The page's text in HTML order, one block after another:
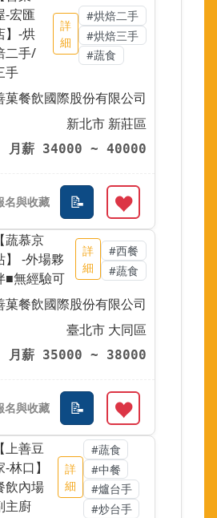
-宏匯
】-烘
二手/
手
詳
細
#烘焙二手
#烘焙三手
#蔬食
菓餐飲國際股份有限公司
新北市 新莊區
月薪 34000 ~ 40000
【蔬慕京
】 -外場夥
■無經驗可
詳
細
#西餐
#蔬食
菓餐飲國際股份有限公司
臺北市 大同區
月薪 35000 ~ 38000
【上善豆
-林口】
飲內場
主廚
詳
細
#蔬食
#中餐
#爐台手
#炒台手